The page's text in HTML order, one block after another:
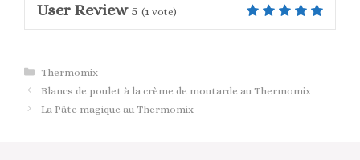
User Review 5 (1 vote)
Catégories
Thermomix
Blancs de poulet à la crème de moutarde au Thermomix
La Pâte magique au Thermomix